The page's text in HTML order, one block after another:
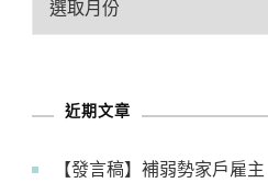
近期文章
【發言稿】補弱勢家戶雇